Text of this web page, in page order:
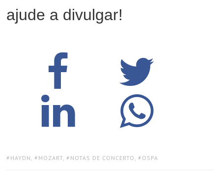
ajude a divulgar!
TAGS:
HAYDN , MOZART , NOTAS DE CONCERTO , OSPA